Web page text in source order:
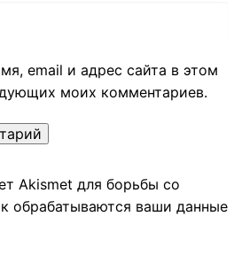
email и адрес сайта в этом
моих комментариев.
Akismet для борьбы со
обрабатываются ваши данные